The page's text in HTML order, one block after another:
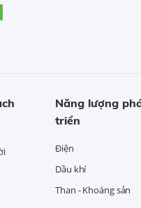
Năng lượng
triển
Điện
Dầu khí
Than - Khoáng sản